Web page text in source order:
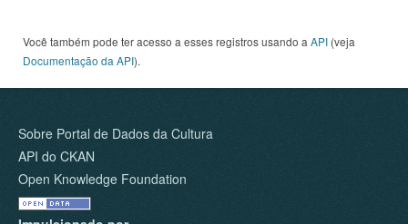
Você também pode ter acesso a esses registros usando a API (veja
Documentação da API).
Sobre Portal de Dados da Cultura
API do CKAN
Open Knowledge Foundation